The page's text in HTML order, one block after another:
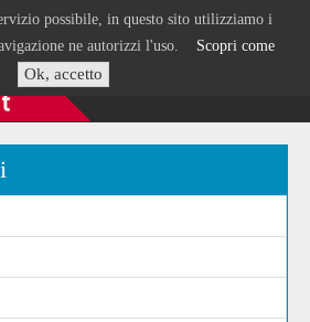
possibile, in questo sito utilizziamo i
ne autorizzi l'uso. Scopri come
Ok, accetto